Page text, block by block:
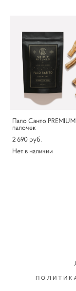
Пало Санто
палочек
2 690 pуб.
Нет в наличии